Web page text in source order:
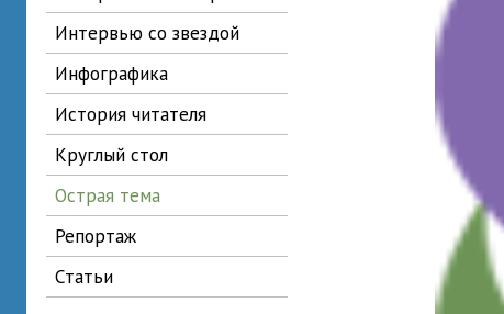
интервью со звездой
инфографика
история читателя
круглый стол
острая тема
репортаж
статьи